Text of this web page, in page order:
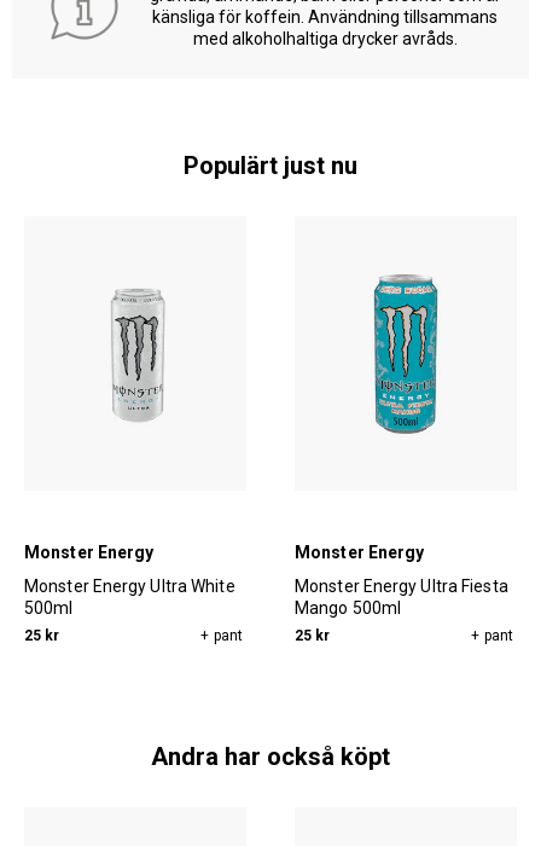
känsliga för koffein. Användning tillsammans
med alkoholhaltiga drycker avråds.
Populärt just nu
Monster Energy
Monster Energy Ultra White
500ml
25 kr + pant
Monster Energy
Monster Energy Ultra Fiesta
Mango 500ml
25 kr + pant
Andra har också köpt